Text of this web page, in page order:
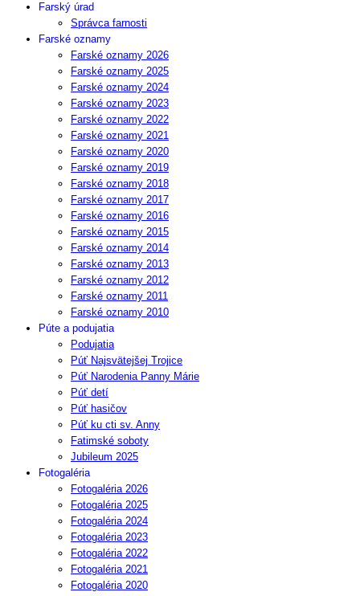
Farský úrad
Správca farnosti
Farské oznamy
Farské oznamy 2026
Farské oznamy 2025
Farské oznamy 2024
Farské oznamy 2023
Farské oznamy 2022
Farské oznamy 2021
Farské oznamy 2020
Farské oznamy 2019
Farské oznamy 2018
Farské oznamy 2017
Farské oznamy 2016
Farské oznamy 2015
Farské oznamy 2014
Farské oznamy 2013
Farské oznamy 2012
Farské oznamy 2011
Farské oznamy 2010
Púte a podujatia
Podujatia
Púť Najsvätejšej Trojice
Púť Narodenia Panny Márie
Púť detí
Púť hasičov
Púť ku cti sv. Anny
Fatimské soboty
Jubileum 2025
Fotogaléria
Fotogaléria 2026
Fotogaléria 2025
Fotogaléria 2024
Fotogaléria 2023
Fotogaléria 2022
Fotogaléria 2021
Fotogaléria 2020